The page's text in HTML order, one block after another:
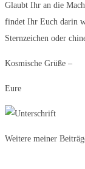
Glaubt Ihr an die
findet Ihr Euch darin
Sternzeichen oder
Kosmische Grüße –
Eure
Weitere meiner